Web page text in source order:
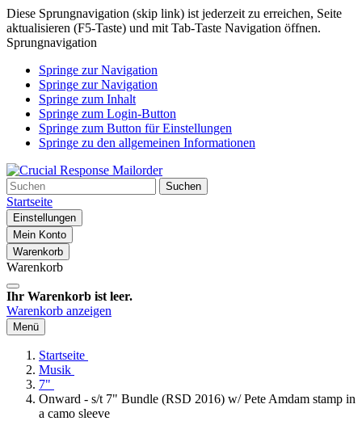
Diese Sprungnavigation (skip link) ist jederzeit zu erreichen, Seite
aktualisieren (F5-Taste) und mit Tab-Taste Navigation öffnen.
Sprungnavigation
Springe zur Navigation
Springe zur Navigation
Springe zum Inhalt
Springe zum Login-Button
Springe zum Button für Einstellungen
Springe zu den allgemeinen Informationen
Suchen
Startseite
Einstellungen
Mein Konto
Warenkorb
Warenkorb
Ihr Warenkorb ist leer.
Warenkorb anzeigen
Menü
Startseite
Musik
7"
Onward - s/t 7" Bundle (RSD 2016) w/ Pete Amdam stamp in
a camo sleeve